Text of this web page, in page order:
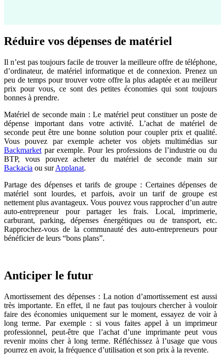
Réduire vos dépenses de matériel
Il n’est pas toujours facile de trouver la meilleure offre de téléphone,
d’ordinateur, de matériel informatique et de connexion. Prenez un
peu de temps pour trouver votre offre la plus adaptée et au meilleur
prix pour vous, ce sont des petites économies qui sont toujours
bonnes à prendre.
Matériel de seconde main : Le matériel peut constituer un poste de
dépense important dans votre activité. L’achat de matériel de
seconde peut être une bonne solution pour coupler prix et qualité.
Vous pouvez par exemple acheter vos objets multimédias sur
Backmarket par exemple. Pour les professions de l’industrie ou du
BTP, vous pouvez acheter du matériel de seconde main sur
Backacia ou surApplanat.
Partage des dépenses et tarifs de groupe : Certaines dépenses de
matériel sont lourdes, et parfois, avoir un tarif de groupe est
nettement plus avantageux. Vous pouvez vous rapprocher d’un autre
auto-entrepreneur pour partager les frais. Local, imprimerie,
carburant, parking, dépenses énergétiques ou de transport, etc.
Rapprochez-vous de la communauté des auto-entrepreneurs pour
bénéficier de leurs “bons plans”.
Anticiper le futur
Amortissement des dépenses : La notion d’amortissement est aussi
très importante. En effet, il ne faut pas toujours chercher à vouloir
faire des économies uniquement sur le moment, essayez de voir à
long terme. Par exemple : si vous faites appel à un imprimeur
professionnel, peut-être que l’achat d’une imprimante peut vous
revenir moins cher à long terme. Réfléchissez à l’usage que vous
pourrez en avoir, la fréquence d’utilisation et son prix à la revente.